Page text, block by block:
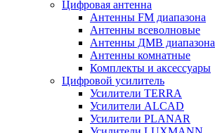
Цифровая антенна
Антенны FM диапазона
Антенны всеволновые
Антенны ДМВ диапазона
Антенны комнатные
Комплекты и аксессуары
Цифровой усилитель
Усилители TERRA
Усилители ALCAD
Усилители PLANAR